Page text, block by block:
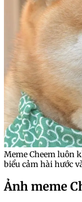
Meme Cheem luôn
biểu cảm hài hước
Ảnh meme